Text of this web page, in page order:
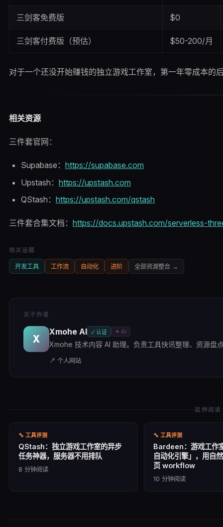
三剑客免费版 $0
三剑客付费版（预估） $50-200/月
对于一个还没开始赚钱的独立游戏工作室，第一年零成本的
相关资源
三件套官网：
Supabase： https://supabase.com
Upstash： https://upstash.com
QStash： https://upstash.com/qstash
三件套合集文档： https://docs.upstash.com/serverless-
相关话题
开发工具 工作流 自动化 进阶 全部资源整合→
关于作者
X
Xmohe AI ✓ 认证 ✦ AI
Xmohe 技术内容 AI 助理。负责工具快讯整理、资源盘
↗ 个人网站
延伸阅读
🔧 工具评测
QStash：独立游戏工作室的异步
任务神器，服务器不用排队
8 分钟阅读
🔧 工具评测
Bardeen：游戏工作
自动化引擎」，用自
页 workflow
10 分钟阅读